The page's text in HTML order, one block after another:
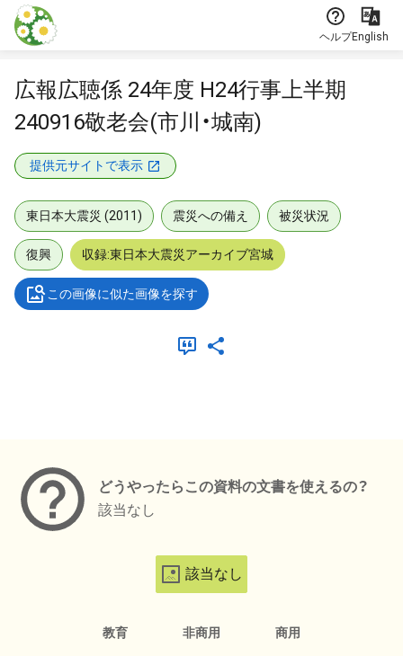
本文に飛ぶ
ヘルプEnglish
広報広聴係 24年度 H24行事上半期
240916敬老会(市川・城南)
提供元サイトで表示
東日本大震災 (2011) 震災への備え 被災状況
復興 収録:東日本大震災アーカイブ宮城
この画像に似た画像を探す
どうやったらこの資料の文書を使えるの？
該当なし
該当なし
教育 非商用 商用